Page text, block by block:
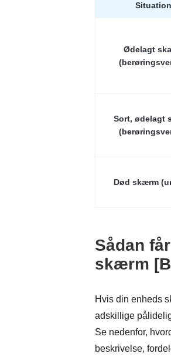
Situation
Ødelagt
Sort, ødelagt
Død skærm
Sådan
skærm
Hvis din enheds
adskillige
Se nedenfor,
beskrivelse,